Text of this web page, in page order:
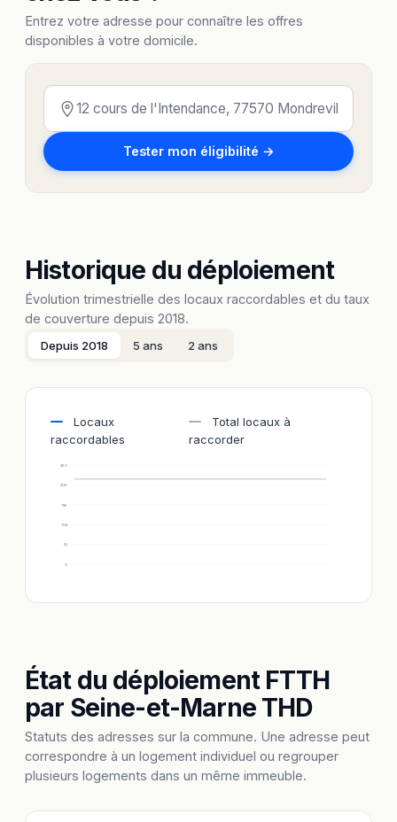
Entrez votre adresse pour connaître les offres
disponibles à votre domicile.
Tester mon éligibilité →
Historique du déploiement
Évolution trimestrielle des locaux raccordables et du taux
de couverture depuis 2018.
Depuis 2018 5 ans 2 ans
Locaux
raccordables
Total locaux à
raccorder
0
52
104
156
208
260
État du déploiement FTTH
par Seine-et-Marne THD
Statuts des adresses sur la commune. Une adresse peut
correspondre à un logement individuel ou regrouper
plusieurs logements dans un même immeuble.